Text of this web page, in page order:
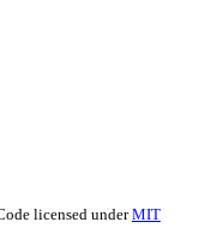
licensed underMIT